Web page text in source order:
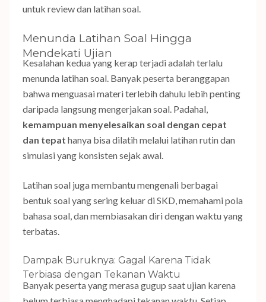
untuk review dan latihan soal.
Menunda Latihan Soal Hingga
Mendekati Ujian
Kesalahan kedua yang kerap terjadi adalah terlalu
menunda latihan soal. Banyak peserta beranggapan
bahwa menguasai materi terlebih dahulu lebih penting
daripada langsung mengerjakan soal. Padahal,
kemampuan menyelesaikan soal dengan cepat
dan tepat hanya bisa dilatih melalui latihan rutin dan
simulasi yang konsisten sejak awal.
Latihan soal juga membantu mengenali berbagai
bentuk soal yang sering keluar di SKD, memahami pola
bahasa soal, dan membiasakan diri dengan waktu yang
terbatas.
Dampak Buruknya: Gagal Karena Tidak
Terbiasa dengan Tekanan Waktu
Banyak peserta yang merasa gugup saat ujian karena